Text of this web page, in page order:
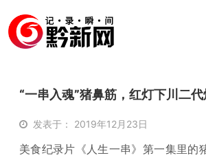
“一串入魂”猪鼻筋，红灯下川二
发表于： 2019年12月23日
美食纪录片《人生一串》第一集里的